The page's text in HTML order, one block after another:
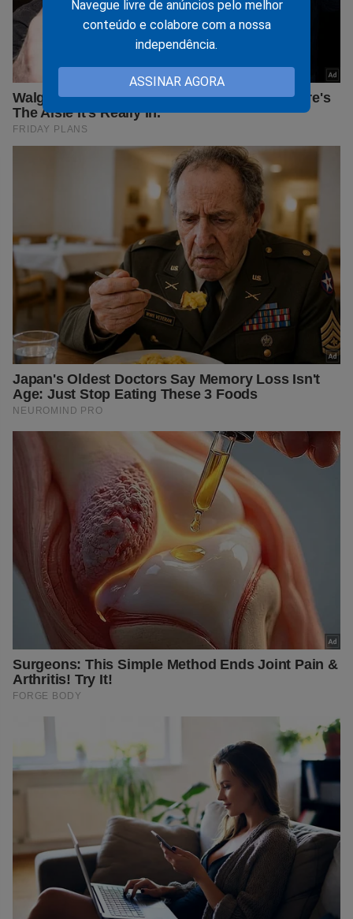
Navegue livre de anúncios pelo melhor
conteúdo e colabore com a nossa
independência.
ASSINAR AGORA